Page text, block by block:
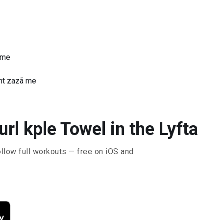
zazã me
kple Towel in the
full workouts — free on iOS and